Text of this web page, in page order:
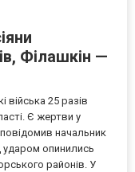
Філашкін —
війська 25 разів
Є жертви у
начальник
ударом опинились
районів. У